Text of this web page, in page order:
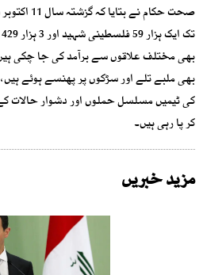
صحت حکام
بھی مختلف علاقوں سے برآمد کی جا چکی
بھی ملبے تلے اور سڑکوں پر پھنسے ہوئے
کی ٹیمیں مسلسل حملوں اور دشوار حالات
کر پا رہی ہیں۔
مزید خبریں